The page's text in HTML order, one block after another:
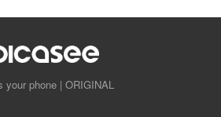
your phone | ORIGINAL